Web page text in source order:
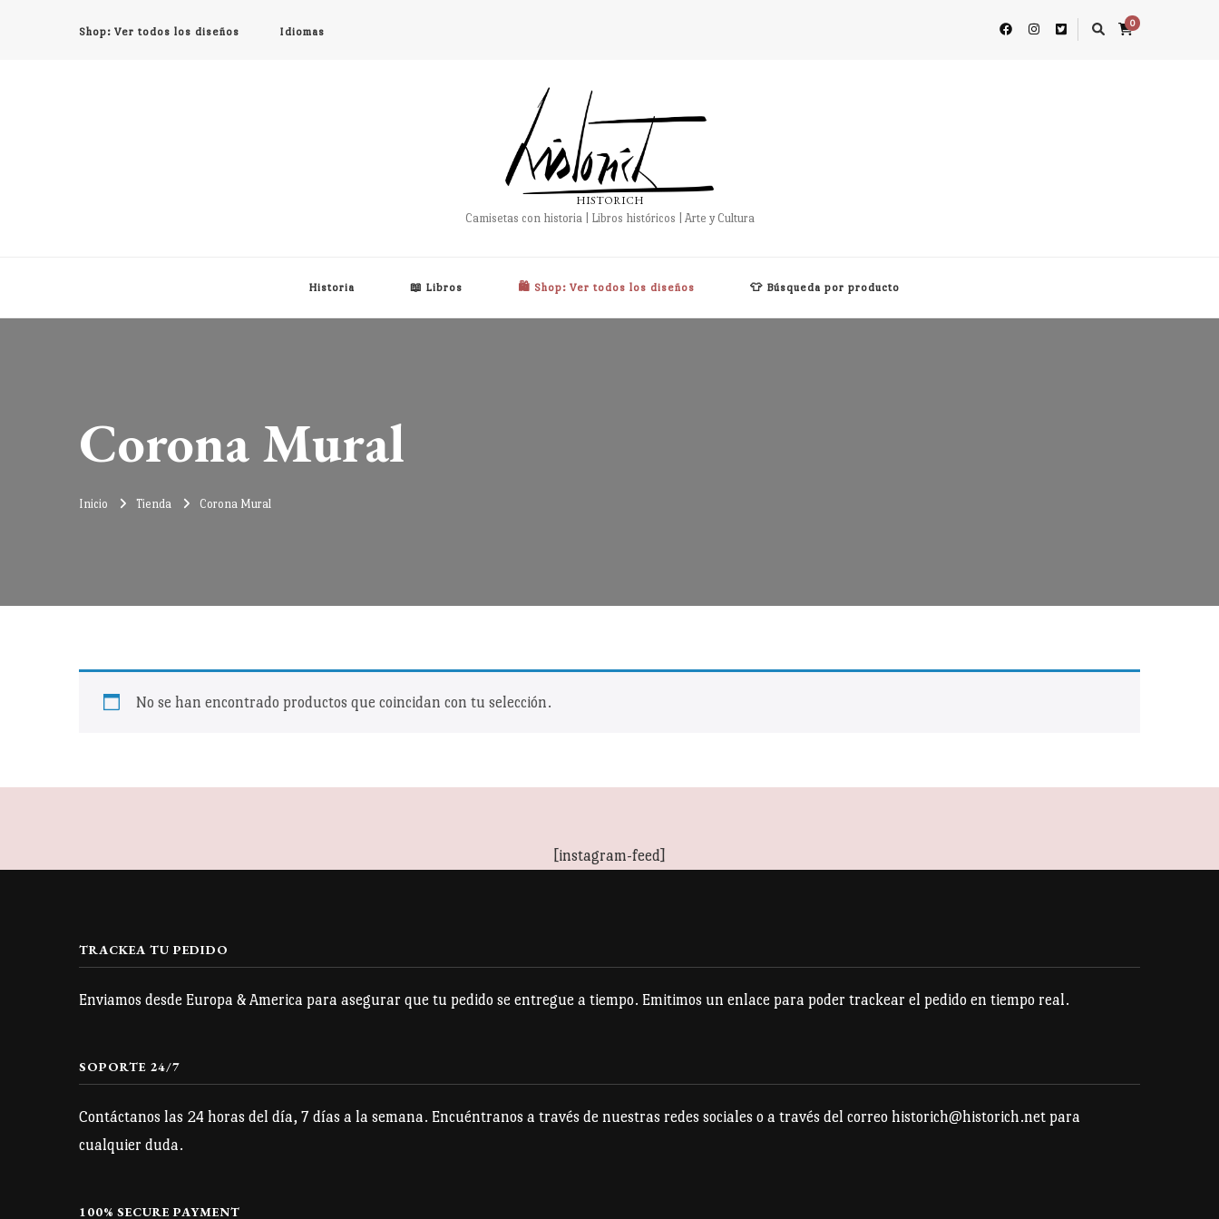
Shop: Ver todos los diseños Idiomas
0
HISTORICH
Camisetas con historia | Libros históricos | Arte y Cultura
Historia 📖 Libros 🛍️ Shop: Ver todos los diseños 👕 Búsqueda por producto
Corona Mural
Inicio Tienda Corona Mural
No se han encontrado productos que coincidan con tu selección.
[instagram-feed]
TRACKEA TU PEDIDO
Enviamos desde Europa & America para asegurar que tu pedido se entregue a tiempo. Emitimos un enlace para poder trackear el pedido en tiempo real.
SOPORTE 24/7
Contáctanos las 24 horas del día, 7 días a la semana. Encuéntranos a través de nuestras redes sociales o a través del correo historich@historich.net para
cualquier duda.
100% SECURE PAYMENT